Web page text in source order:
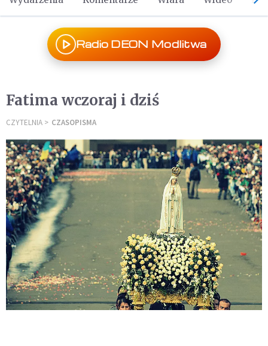
Radio DEON Modlitwa
Fatima wczoraj i dziś
CZYTELNIA CZASOPISMA